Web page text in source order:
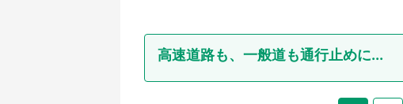
高速道路も、一般道も通行止めに...